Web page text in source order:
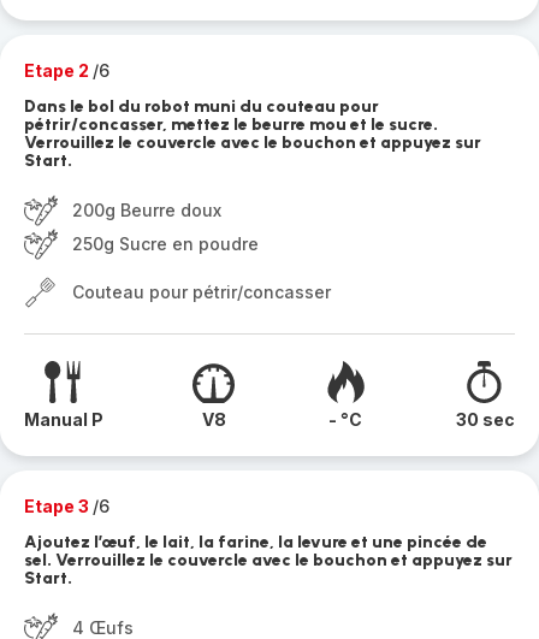
Etape 2 /6
Dans le bol du robot muni du couteau pour
pétrir/concasser, mettez le beurre mou et le sucre.
Verrouillez le couvercle avec le bouchon et appuyez sur
Start.
200g Beurre doux
250g Sucre en poudre
Couteau pour pétrir/concasser
Manual P V8 - °C 30 sec
Etape 3 /6
Ajoutez l’œuf, le lait, la farine, la levure et une pincée de
sel. Verrouillez le couvercle avec le bouchon et appuyez sur
Start.
4 Œufs